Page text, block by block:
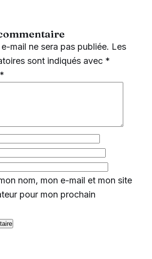
mail ne sera pas publiée. Les
sont indiqués avec *
*
nom, mon e-mail et mon site
pour mon prochain